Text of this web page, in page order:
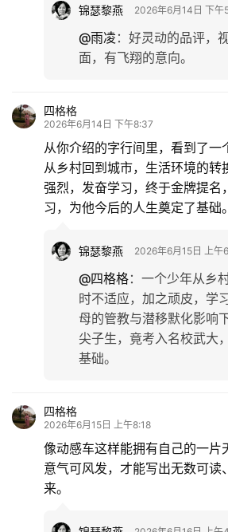
锦瑟黎燕 2026年6月14日 下午
@雨凌 ： 好灵动的品评，
面，有飞翔的意向。
四格格
2026年6月14日 下午8:37
从你介绍的字行间里，看到了一
从乡村回到城市，生活环境的转
强烈，发奋学习，终于金牌提名
习，为他今后的人生奠定了基础。
锦瑟黎燕 2026年6月15日 上午
@四格格： 一个少年从乡
时不适应，加之顽皮，学
母的管教与潜移默化影响
尖子生，竟考入名校武大
基础。
四格格
2026年6月15日 上午8:18
像动感车这样能拥有自己的一片
意气可风发，才能写出无数可读
来。